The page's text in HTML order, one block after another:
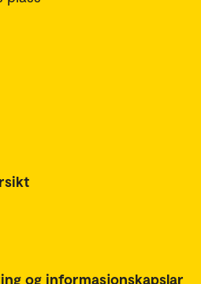
og informasjonskapslar